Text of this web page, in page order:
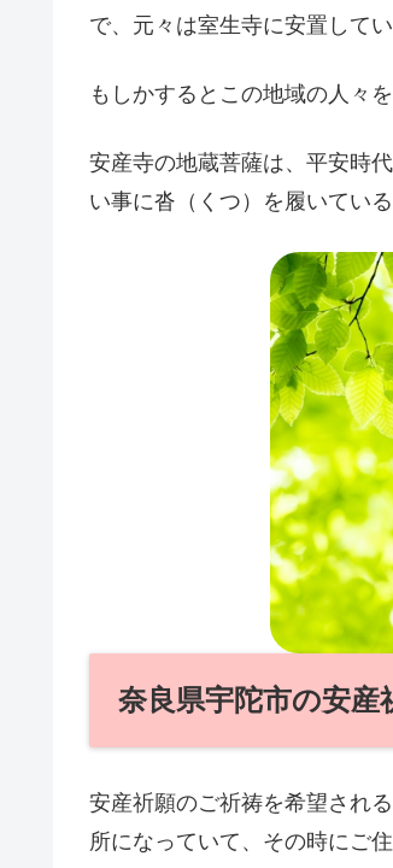
で、元々は室生寺に安置して
もしかするとこの地域の人々
安産寺の地蔵菩薩は、平安時
い事に沓（くつ）を履いてい
奈良県宇陀市の安産
安産祈願のご祈祷を希望され
所になっていて、その時にご